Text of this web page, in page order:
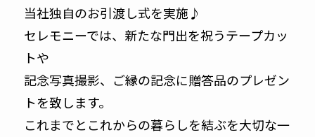
当社独自のお引渡し式を実施♪
セレモニーでは、新たな門出を祝うテープカッ
トや
記念写真撮影、ご縁の記念に贈答品のプレゼン
トを致します。
これまでとこれからの暮らしを結ぶを大切な一